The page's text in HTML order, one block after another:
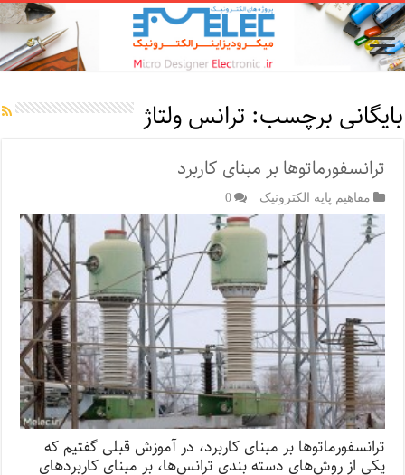
بایگانی برچسب: ترانس ولتاژ
ترانسفور‌ماتوها بر مبنای کاربرد
مفاهیم پایه الکترونیک 0
ترانسفور‌ماتوها بر مبنای کاربرد، در آموزش قبلی گفتیم که
یکی از روش‌های دسته ‌بندی ترانس‌ها، بر مبنای کاربردهای